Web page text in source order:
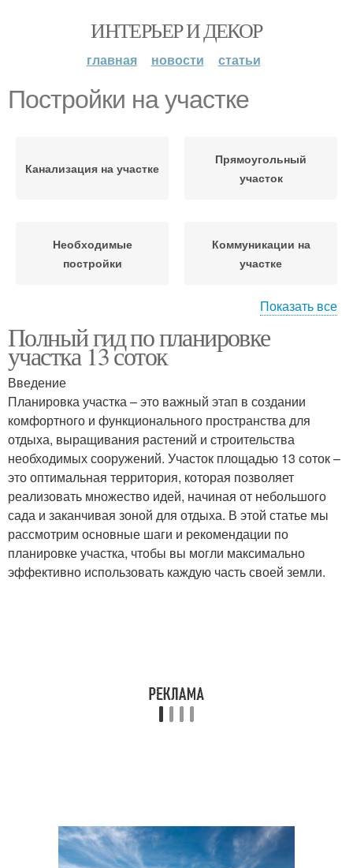
ИНТЕРЬЕР И ДЕКОР
главная новости статьи
Постройки на участке
Канализация на участке
Прямоугольный
участок
Необходимые
постройки
Коммуникации на
участке
Огород на участке Освещение на участке
Дорожки на участке
Пространства на
участке
Безопасность на
участке
Пространство на
небольшом участке
Погреб на дачном
участке
Участок под ключ
Показать все
Полный гид по планировке
участка 13 соток
Введение
Планировка участка – это важный этап в создании
комфортного и функционального пространства для
отдыха, выращивания растений и строительства
необходимых сооружений. Участок площадью 13 соток –
это оптимальная территория, которая позволяет
реализовать множество идей, начиная от небольшого
сада и заканчивая зоной для отдыха. В этой статье мы
рассмотрим основные шаги и рекомендации по
планировке участка, чтобы вы могли максимально
эффективно использовать каждую часть своей земли.